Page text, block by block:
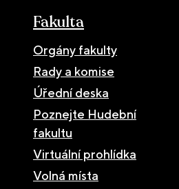
Fakulta
Orgány fakulty
Rady a komise
Úřední deska
Poznejte Hudební
fakultu
Virtuální prohlídka
Volná místa